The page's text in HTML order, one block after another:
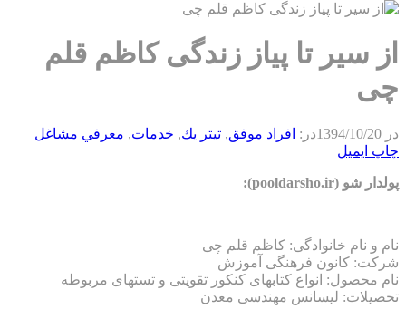
از سیر تا پیاز زندگی کاظم قلم
چی
در 1394/10/20در: افراد موفق, تيتر يك, خدمات, معرفي مشاغل
چاپ ایمیل
پولدار شو (pooldarsho.ir):
نام و نام خانوادگی: کاظم قلم چی
شرکت: کانون فرهنگی آموزش
نام محصول: انواع کتابهای کنکور تقویتی و تستهای مربوطه
تحصیلات: لیسانس مهندسی معدن